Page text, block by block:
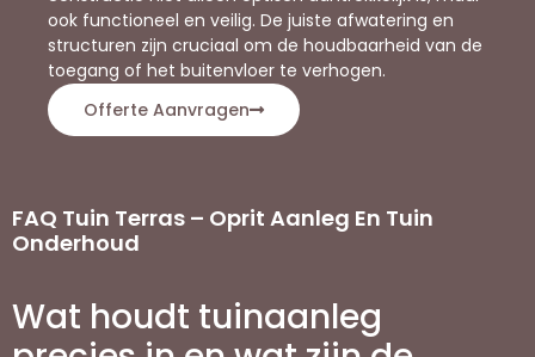
ook functioneel en veilig. De juiste afwatering en
structuren zijn cruciaal om de houdbaarheid van de
toegang of het buitenvloer te verhogen.
Offerte Aanvragen
FAQ Tuin Terras – Oprit Aanleg En Tuin
Onderhoud
Wat houdt tuinaanleg